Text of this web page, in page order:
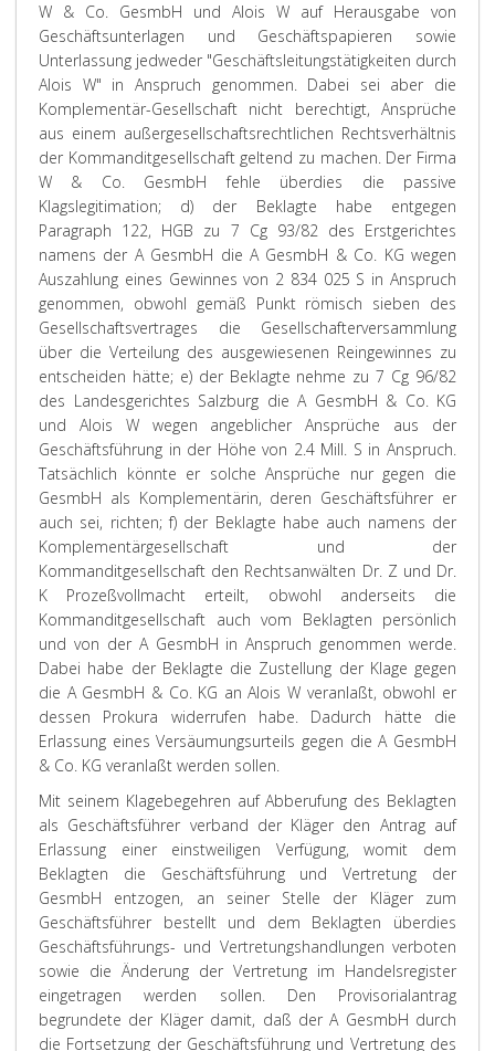
W & Co. GesmbH und Alois W auf Herausgabe von
Geschäftsunterlagen und Geschäftspapieren sowie
Unterlassung jedweder "Geschäftsleitungstätigkeiten durch
Alois W" in Anspruch genommen. Dabei sei aber die
Komplementär-Gesellschaft nicht berechtigt, Ansprüche
aus einem außergesellschaftsrechtlichen Rechtsverhältnis
der Kommanditgesellschaft geltend zu machen. Der Firma
W & Co. GesmbH fehle überdies die passive
Klagslegitimation; d) der Beklagte habe entgegen
Paragraph 122, HGB zu 7 Cg 93/82 des Erstgerichtes
namens der A GesmbH die A GesmbH & Co. KG wegen
Auszahlung eines Gewinnes von 2 834 025 S in Anspruch
genommen, obwohl gemäß Punkt römisch sieben des
Gesellschaftsvertrages die Gesellschafterversammlung
über die Verteilung des ausgewiesenen Reingewinnes zu
entscheiden hätte; e) der Beklagte nehme zu 7 Cg 96/82
des Landesgerichtes Salzburg die A GesmbH & Co. KG
und Alois W wegen angeblicher Ansprüche aus der
Geschäftsführung in der Höhe von 2.4 Mill. S in Anspruch.
Tatsächlich könnte er solche Ansprüche nur gegen die
GesmbH als Komplementärin, deren Geschäftsführer er
auch sei, richten; f) der Beklagte habe auch namens der
Komplementärgesellschaft und der
Kommanditgesellschaft den Rechtsanwälten Dr. Z und Dr.
K Prozeßvollmacht erteilt, obwohl anderseits die
Kommanditgesellschaft auch vom Beklagten persönlich
und von der A GesmbH in Anspruch genommen werde.
Dabei habe der Beklagte die Zustellung der Klage gegen
die A GesmbH & Co. KG an Alois W veranlaßt, obwohl er
dessen Prokura widerrufen habe. Dadurch hätte die
Erlassung eines Versäumungsurteils gegen die A GesmbH
& Co. KG veranlaßt werden sollen.
Mit seinem Klagebegehren auf Abberufung des Beklagten
als Geschäftsführer verband der Kläger den Antrag auf
Erlassung einer einstweiligen Verfügung, womit dem
Beklagten die Geschäftsführung und Vertretung der
GesmbH entzogen, an seiner Stelle der Kläger zum
Geschäftsführer bestellt und dem Beklagten überdies
Geschäftsführungs- und Vertretungshandlungen verboten
sowie die Änderung der Vertretung im Handelsregister
eingetragen werden sollen. Den Provisorialantrag
begrundete der Kläger damit, daß der A GesmbH durch
die Fortsetzung der Geschäftsführung und Vertretung des